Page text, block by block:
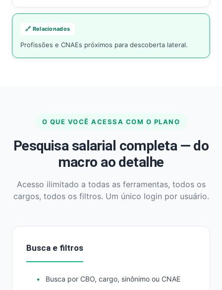
🔗 Relacionados
Profissões e CNAEs próximos para descoberta lateral.
O QUE VOCÊ ACESSA COM O PLANO
Pesquisa salarial completa — do
macro ao detalhe
Acesso ilimitado a todas as ferramentas, todos os
cargos, todos os filtros. Um único login por usuário.
Busca e filtros
Busca por CBO, cargo, sinônimo ou CNAE